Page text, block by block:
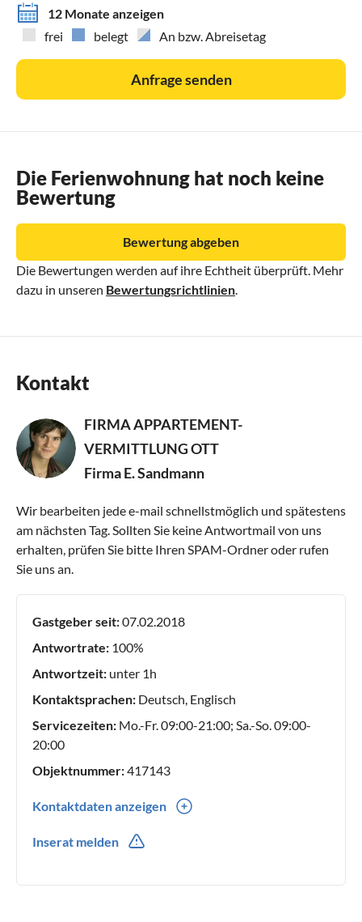
12 Monate anzeigen
frei
belegt An bzw. Abreisetag
Anfrage senden
Die Ferienwohnung hat noch keine
Bewertung
Die Bewertungen werden auf ihre Echtheit überprüft. Mehr
dazu in unseren Bewertungsrichtlinien
Bewertung abgeben
Kontakt
FIRMA APPARTEMENT-
VERMITTLUNG OTT
Firma E. Sandmann
Wir bearbeiten jede e-mail schnellstmöglich und spätestens
am nächsten Tag. Sollten Sie keine Antwortmail von uns
erhalten, prüfen Sie bitte Ihren SPAM-Ordner oder rufen
Sie uns an.
Gastgeber seit:07.02.2018
Antwortrate: 100%
Antwortzeit: unter 1h
Kontaktsprachen: Deutsch, Englisch
Servicezeiten: Mo.-Fr. 09:00-21:00; Sa.-So. 09:00-
20:00
Objektnummer:417143
Kontaktdaten anzeigen
Inserat melden